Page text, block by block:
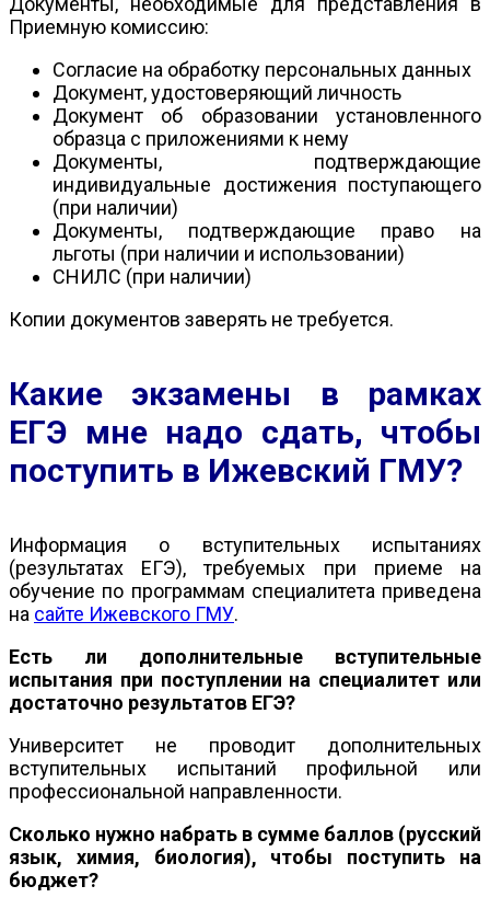
Приемную комиссию:
Согласие на обработку персональных данных
Документ, удостоверяющий личность
Документ об образовании установленного
образца с приложениями к нему
Документы, подтверждающие
индивидуальные достижения поступающего
(при наличии)
Документы, подтверждающие право на
льготы (при наличии и использовании)
СНИЛС (при наличии)
Копии документов заверять не требуется.
Какие экзамены в рамках
ЕГЭ мне надо сдать, чтобы
поступить в Ижевский ГМУ?
Информация о вступительных испытаниях
(результатах ЕГЭ), требуемых при приеме на
обучение по программам специалитета приведена
на сайте Ижевского ГМУ.
Есть ли дополнительные вступительные
испытания при поступлении на специалитет или
достаточно результатов ЕГЭ?
Университет не проводит дополнительных
вступительных испытаний профильной или
профессиональной направленности.
Сколько нужно набрать в сумме баллов (русский
язык, химия, биология), чтобы поступить на
бюджет?